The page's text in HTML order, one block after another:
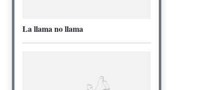
La llama no llama